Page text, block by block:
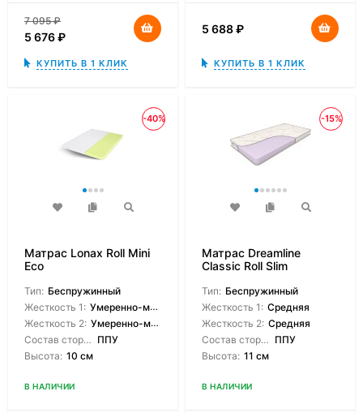
7 095₽
5 676₽
КУПИТЬ В 1 КЛИК
5 688₽
КУПИТЬ В 1 КЛИК
-40%
Матрас Lonax Roll Mini
Eco
Тип: Беспружинный
Жесткость 1: Умеренно-мягкая
Жесткость 2: Умеренно-мягкая
Состав сторон: ППУ
Высота: 10 см
В НАЛИЧИИ
-15%
Матрас Dreamline
Classic Roll Slim
Тип: Беспружинный
Жесткость 1: Средняя
Жесткость 2: Средняя
Состав сторон: ППУ
Высота: 11 см
В НАЛИЧИИ